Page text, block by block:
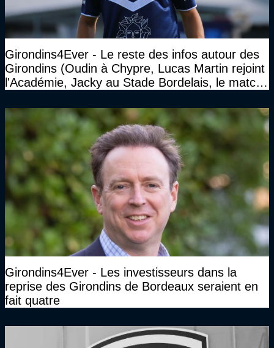
Girondins4Ever - Le reste des infos autour des
Girondins (Oudin à Chypre, Lucas Martin rejoint
l'Académie, Jacky au Stade Bordelais, le match
Girondins4Ever - Les investisseurs dans la
reprise des Girondins de Bordeaux seraient en
fait quatre